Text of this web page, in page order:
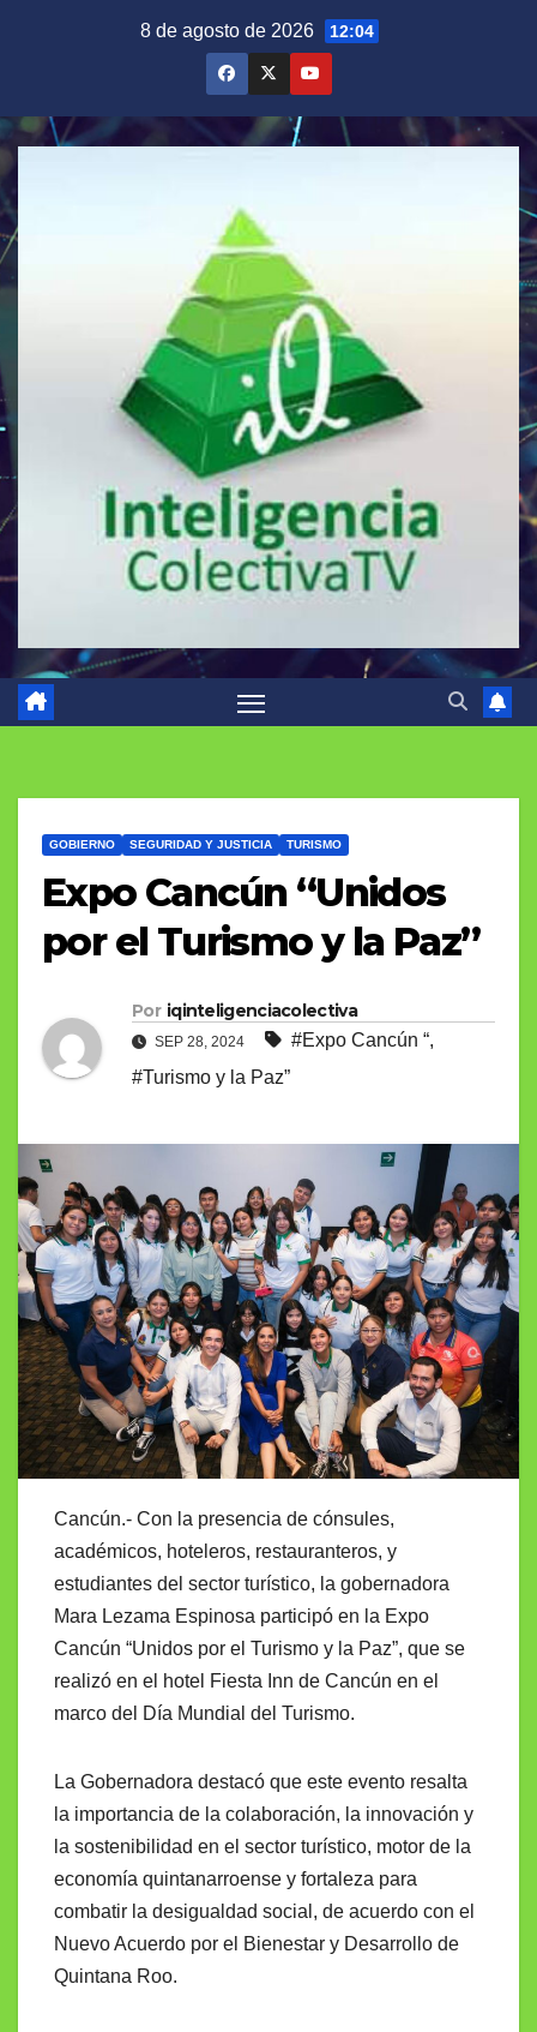
8 de agosto de 2026 12:04
GOBIERNO SEGURIDAD Y JUSTICIA TURISMO
Expo Cancún “Unidos
por el Turismo y la Paz”
Por iqinteligenciacolectiva
SEP 28, 2024 #Expo Cancún “,
#Turismo y la Paz”
Cancún.- Con la presencia de cónsules,
académicos, hoteleros, restauranteros, y
estudiantes del sector turístico, la gobernadora
Mara Lezama Espinosa participó en la Expo
Cancún “Unidos por el Turismo y la Paz”, que se
realizó en el hotel Fiesta Inn de Cancún en el
marco del Día Mundial del Turismo.
La Gobernadora destacó que este evento resalta
la importancia de la colaboración, la innovación y
la sostenibilidad en el sector turístico, motor de la
economía quintanarroense y fortaleza para
combatir la desigualdad social, de acuerdo con el
Nuevo Acuerdo por el Bienestar y Desarrollo de
Quintana Roo.